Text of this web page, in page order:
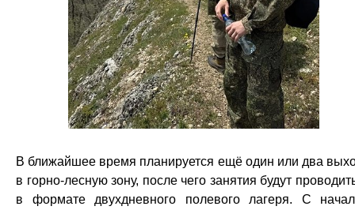
В ближайшее время планируется ещё один или два
в горно-лесную зону, после чего занятия будут
в формате двухдневного полевого лагеря. С